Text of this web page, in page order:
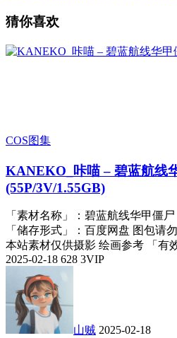
猜你喜欢
COS图集
KANEKO_咔喵 – 碧蓝航线
(55P/3V/1.55GB)
「素材名称」：碧蓝航线华甲僵
「储存形式」：百度网盘 图包请
本站素材仅供摄影 绘画参考 「有
2025-02-18 628 3VIP
山贼 2025-02-18